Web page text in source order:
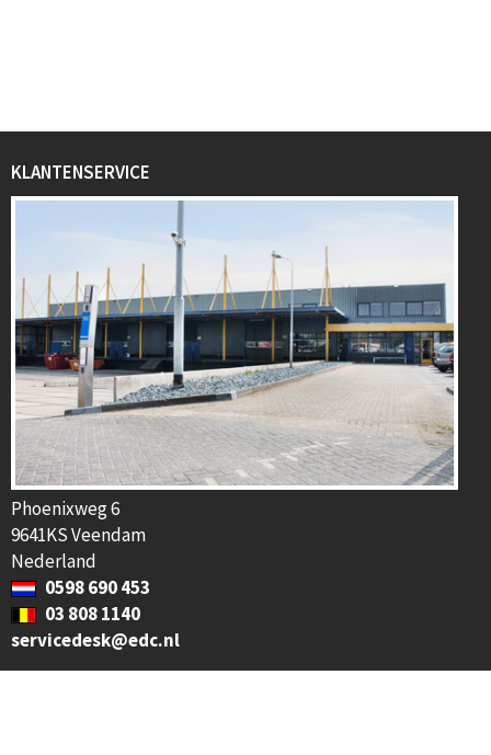
KLANTENSERVICE
Phoenixweg 6
9641KS Veendam
Nederland
0598 690 453
03 808 1140
servicedesk@edc.nl